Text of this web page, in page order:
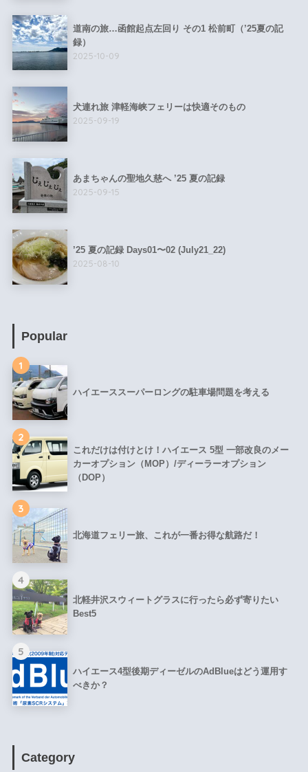
道南の旅…函館起点左回り その1 松前町（’25夏の記
録）
2025-10-09
犬連れ旅 津軽海峡フェリーは快適そのもの
2025-09-19
あまちゃんの聖地久慈へ ’25 夏の記録
2025-09-15
’25 夏の記録 Days01〜02 (July21_22)
2025-08-10
Popular
1
ハイエーススーパーロングの駐車場問題を考える
2
これだけは付けとけ！ハイエース 5型 一部改良のメー
カーオプション（MOP）/ディーラーオプション
（DOP）
3
北海道フェリー旅、これが一番お得な航路だ！
4
北軽井沢スウィートグラスに行ったら必ず寄りたい
Best5
5
ハイエース4型後期ディーゼルのAdBlueはどう運用す
べきか？
Category